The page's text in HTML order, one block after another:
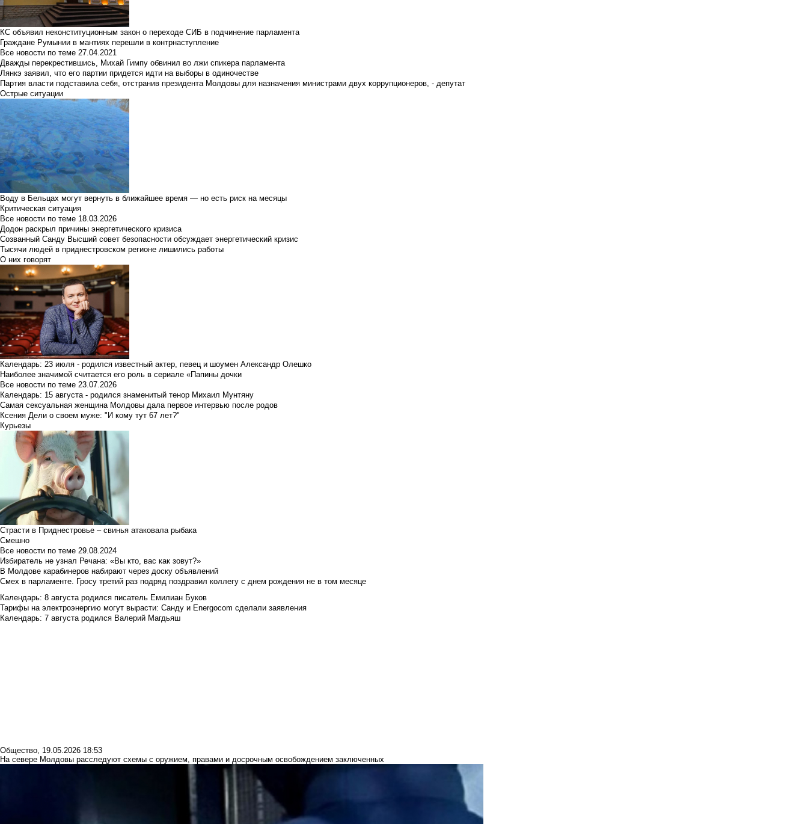
КС объявил неконституционным закон о переходе СИБ в подчинение парламента
Граждане Румынии в мантиях перешли в контрнаступление
Все новости по теме 27.04.2021
Дважды перекрестившись, Михай Гимпу обвинил во лжи спикера парламента
Лянкэ заявил, что его партии придется идти на выборы в одиночестве
Партия власти подставила себя, отстранив президента Молдовы для назначения министрами двух коррупционеров, - депутат
Острые ситуации
Воду в Бельцах могут вернуть в ближайшее время — но есть риск на месяцы
Критическая ситуация
Все новости по теме 18.03.2026
Додон раскрыл причины энергетического кризиса
Созванный Санду Высший совет безопасности обсуждает энергетический кризис
Тысячи людей в приднестровском регионе лишились работы
О них говорят
Календарь: 23 июля - родился известный актер, певец и шоумен Александр Олешко
Наиболее значимой считается его роль в сериале «Папины дочки
Все новости по теме 23.07.2026
Календарь: 15 августа - родился знаменитый тенор Михаил Мунтяну
Самая сексуальная женщина Молдовы дала первое интервью после родов
Ксения Дели о своем муже: "И кому тут 67 лет?"
Курьезы
Страсти в Приднестровье – свинья атаковала рыбака
Смешно
Все новости по теме 29.08.2024
Избиратель не узнал Речана: «Вы кто, вас как зовут?»
В Молдове карабинеров набирают через доску объявлений
Смех в парламенте. Гросу третий раз подряд поздравил коллегу с днем рождения не в том месяце
Календарь: 8 августа родился писатель Емилиан Буков
Тарифы на электроэнергию могут вырасти: Санду и Energocom сделали заявления
Календарь: 7 августа родился Валерий Магдьяш
Общество, 19.05.2026 18:53
На севере Молдовы расследуют схемы с оружием, правами и досрочным освобождением заключенных